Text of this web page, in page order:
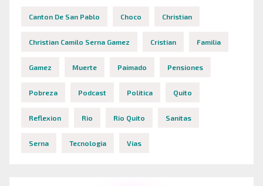
Canton De San Pablo Choco Christian
Christian Camilo Serna Gamez Cristian Familia
Gamez Muerte Paimado Pensiones
Pobreza Podcast Politica Quito
Reflexion Rio Rio Quito Sanitas
Serna Tecnologia Vias